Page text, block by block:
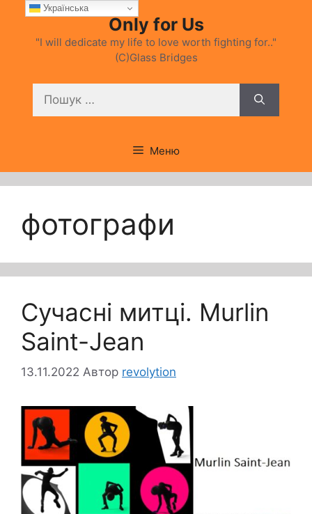
Перейти
вмісту
Only for Us
"I will dedicate my life to love worth fighting for.."
(C)Glass Bridges
Меню
фотографи
Сучасні митці. Murlin
Saint-Jean
13.11.2022 Автор revolytion
Українська